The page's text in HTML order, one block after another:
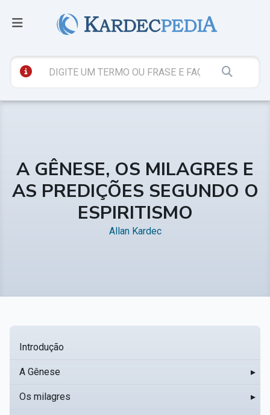
A GÊNESE, OS MILAGRES E
AS PREDIÇÕES SEGUNDO O
ESPIRITISMO
Allan Kardec
Introdução
A Gênese ▸
Os milagres ▸